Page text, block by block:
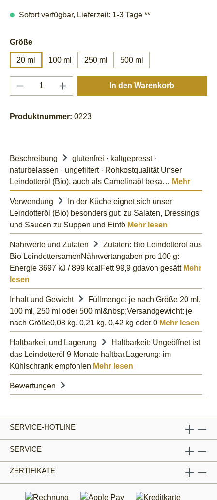
Sofort verfügbar, Lieferzeit: 1-3 Tage **
Größeauswählen
20 ml 100 ml 250 ml 500 ml
Produkt Anzahl: Gib den gewünschten
In den Warenkorb
Produktnummer: 0223
Beschreibung
glutenfrei · kaltgepresst ·
naturbelassen · ungefiltert · Rohkostqualität Unser
Leindotteröl (Bio), auch als Camelinaöl beka… Mehr
Verwendung
In der Küche eignet sich unser
Leindotteröl (Bio) besonders gut: zu Salaten, Dressings
und Saucen zu Suppen und Eintö Mehr lesen
Nährwerte und Zutaten
Zutaten: Bio Leindotteröl aus
Bio LeindottersamenNährwertangaben pro 100 g:
Energie 3697 kJ / 899 kcalFett 99,9 gdavon gesätt Mehr
lesen
Inhalt und Gewicht
Füllmenge: je nach Größe 20 ml,
100 ml, 250 ml oder 500 ml&nbsp;Versandgewicht: je
nach Größe0,08 kg, 0,21 kg, 0,42 kg oder 0 Mehr lesen
Haltbarkeit und Lagerung
Haltbarkeit: Ungeöffnet ist
das Leindotteröl 9 Monate haltbar.Lagerung: im
Kühlschrank empfohlen Mehr lesen
Bewertungen
SERVICE-HOTLINE
SERVICE
ZERTIFIKATE